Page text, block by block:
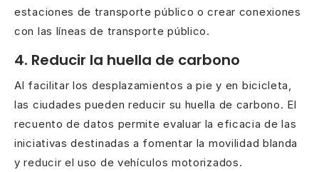
estaciones de transporte público o crear conexiones
con las líneas de transporte público.
4. Reducir la huella de carbono
Al facilitar los desplazamientos a pie y en bicicleta,
las ciudades pueden reducir su huella de carbono. El
recuento de datos permite evaluar la eficacia de las
iniciativas destinadas a fomentar la movilidad blanda
y reducir el uso de vehículos motorizados.